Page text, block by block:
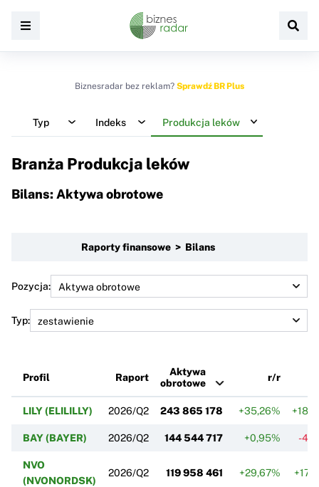
Biznesradar bez reklam? Sprawdź BR Plus
Typ Indeks Produkcja leków
Branża Produkcja leków
Bilans: Aktywa obrotowe
Raporty finansowe > Bilans
Pozycja:
Typ:
Profil Raport
Aktywa
obrotowe
r/r
LILY (ELILILLY) 2026/Q2 243 865 178 +35,26%
BAY (BAYER) 2026/Q2 144 544 717 +0,95% -
NVO
(NVONORDSK)
2026/Q2 119 958 461 +29,67%